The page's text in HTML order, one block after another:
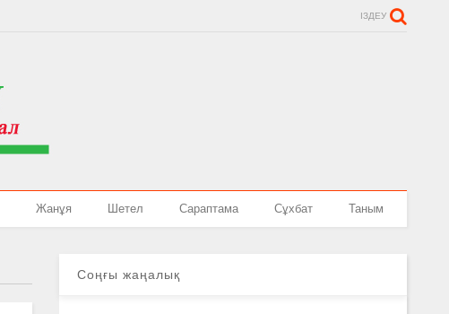
ІЗДЕУ
Жанұя Шетел Сараптама Сұхбат Таным
Соңғы жаңалық